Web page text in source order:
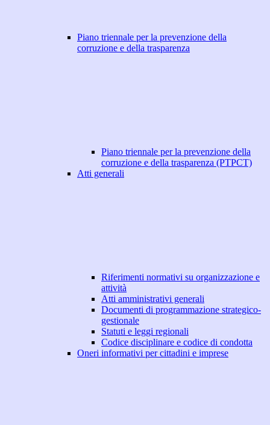
Piano triennale per la prevenzione della
corruzione e della trasparenza
Piano triennale per la prevenzione della
corruzione e della trasparenza (PTPCT)
Atti generali
Riferimenti normativi su organizzazione e
attività
Atti amministrativi generali
Documenti di programmazione strategico-
gestionale
Statuti e leggi regionali
Codice disciplinare e codice di condotta
Oneri informativi per cittadini e imprese